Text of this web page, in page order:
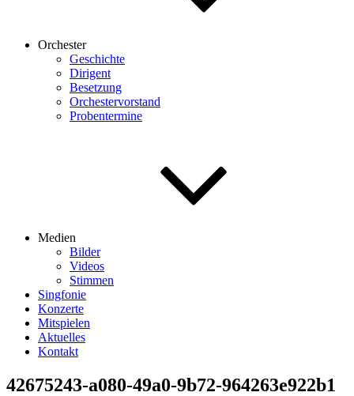
Orchester
Geschichte
Dirigent
Besetzung
Orchestervorstand
Probentermine
Medien
Bilder
Videos
Stimmen
Singfonie
Konzerte
Mitspielen
Aktuelles
Kontakt
42675243-a080-49a0-9b72-964263e922b1